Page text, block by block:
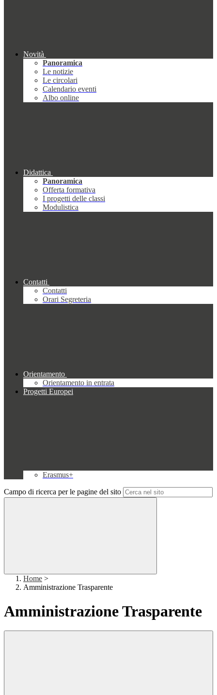
Novità
Panoramica
Le notizie
Le circolari
Calendario eventi
Albo online
Didattica
Panoramica
Offerta formativa
I progetti delle classi
Modulistica
Contatti
Contatti
Orari Segreteria
Orientamento
Orientamento in entrata
Progetti Europei
Erasmus+
Campo di ricerca per le pagine del sito
Home >
Amministrazione Trasparente
Amministrazione Trasparente